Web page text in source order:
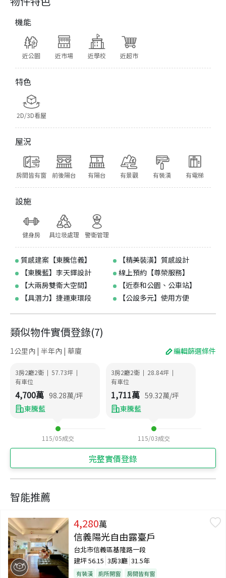
機能
近公園 近市場 近學校 近超市
特色
2D/3D看屋
屋況
房間皆有窗 前後陽台 有陽台 有景觀 有裝潢 有電梯
設施
健身房 具垃圾處理 警衛管理
質感建案【東騰信義】
【精美裝潢】質感設計
【東騰藍】李天鐸設計
線上預約【尊榮服務】
【大兩房雙衛大空間】
【近泰和公園、公車站】
【具潛力】捷運東環段
【公設多元】使用方便
類似物件實價登錄(7)
1公里內 | 半年內 | 華廈 編輯篩選條件
3房2廳2衛 | 57.73坪 |
有車位
4,700萬 98.28萬/坪
東騰藍
115/05成交
3房2廳2衛 | 28.84坪 |
有車位
1,711萬 59.32萬/坪
東騰藍
115/03成交
完整實價登錄
智能推薦
4,280萬
信義陽光自由露臺戶
台北市信義區基隆路一段
建坪56.15 3房3廳 31.5年
有裝潢 廁所開窗 房間皆有窗